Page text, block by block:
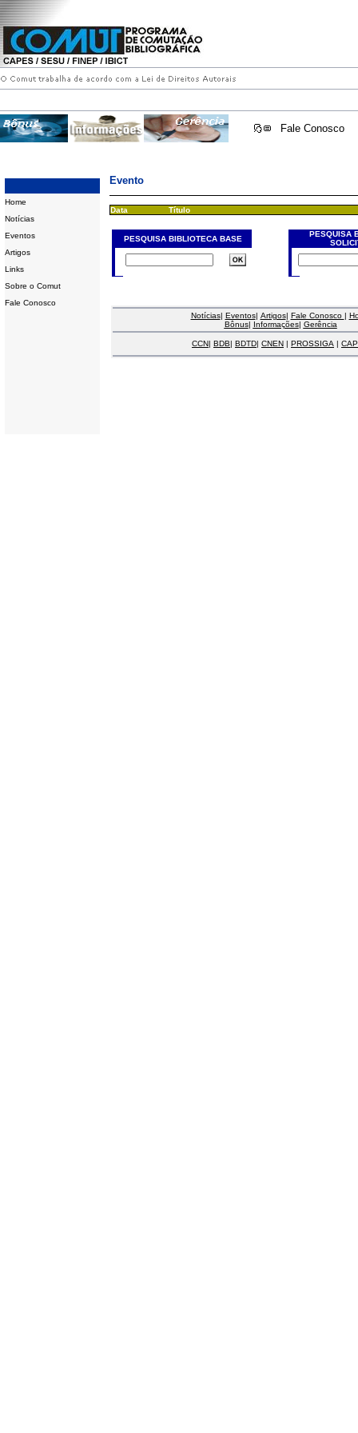
Fale Conosco
Home
Notícias
Eventos
Artigos
Links
Sobre o Comut
Fale Conosco
Evento
Data Título
PESQUISA BIBLIOTECA BASE
PESQUISA
Notícias| Eventos| Artigos| Fale Conosco |
Bônus| Informações| Gerência
CCN| BDB| BDTD| CNEN | PROSSIGA |